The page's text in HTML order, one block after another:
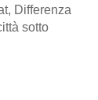
Differenza
sotto